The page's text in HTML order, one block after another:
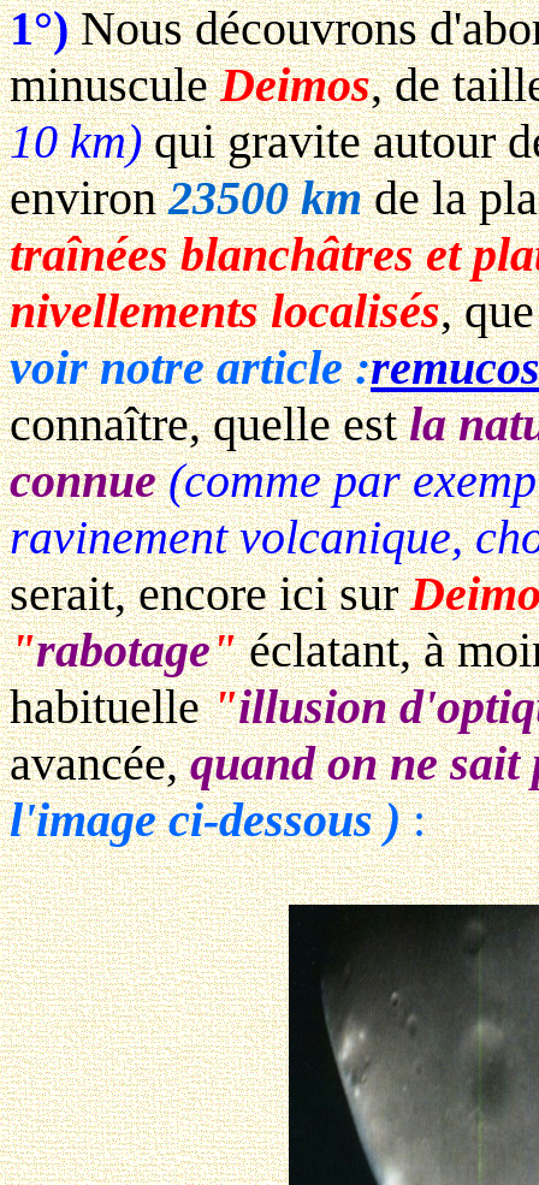
1°)Nous découvrons
minusculeDeimos, de
10 km)qui gravite autour
environ23500 kmde la
traînées blanchâtres et
nivellements localisés,
voir notre article :
connaître, quelle estla
connue (comme par
ravinement volcanique,
serait, encore ici sur
"rabotage"éclatant, à
habituelle"illusion
avancée,quand on ne sait
l'image ci-dessous ):